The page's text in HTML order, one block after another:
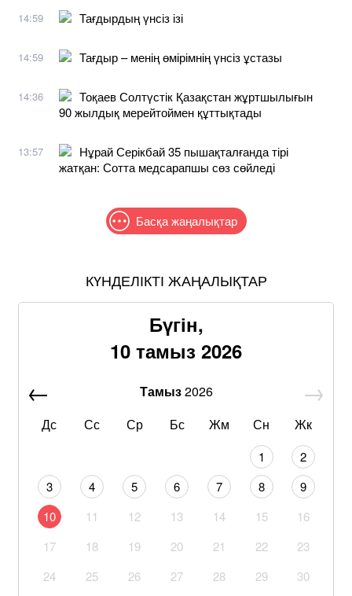
14:59 Тағдырдың үнсіз ізі
14:59 Тағдыр – менің өмірімнің үнсіз ұстазы
14:36
Тоқаев Солтүстік Қазақстан жұртшылығын
90 жылдық мерейтоймен құттықтады
13:57
Нұрай Серікбай 35 пышақталғанда тірі
жатқан: Сотта медсарапшы сөз сөйледі
Басқа жаңалықтар
КҮНДЕЛІКТІ ЖАҢАЛЫҚТАР
Бүгін,
10 тамыз 2026
Тамыз2026
Дс
Сс Ср Бс Жм Сн Жк
1
2
3
4 5 6 7 8
9
10
11 12 13 14 15
16
17
18 19 20 21 22
23
24
25 26 27 28 29
30